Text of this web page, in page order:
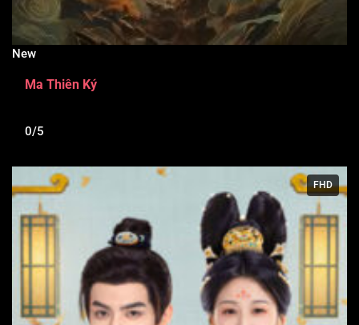
New
Ma Thiên Ký
0/5
FHD